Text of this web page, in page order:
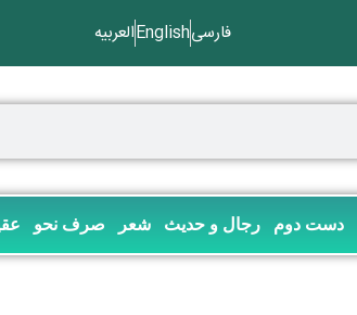
فارسیEnglishالعربیه
دست دوم رجال و حدیث شعر صرف نحو